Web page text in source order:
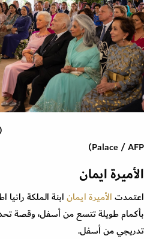
Palace / AFP)
الأميرة ايمان
اعتمدتالأميرة ايمانابنة الملكة
بأكمام طويلة تتسع من أسفل، وقصة
تدريجي من أسفل.